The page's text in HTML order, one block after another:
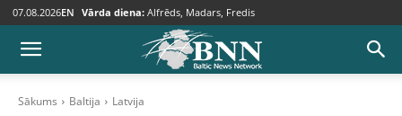
07.08.2026EN Vārda diena: Alfrēds, Madars, Fredis
Sākums Baltija Latvija